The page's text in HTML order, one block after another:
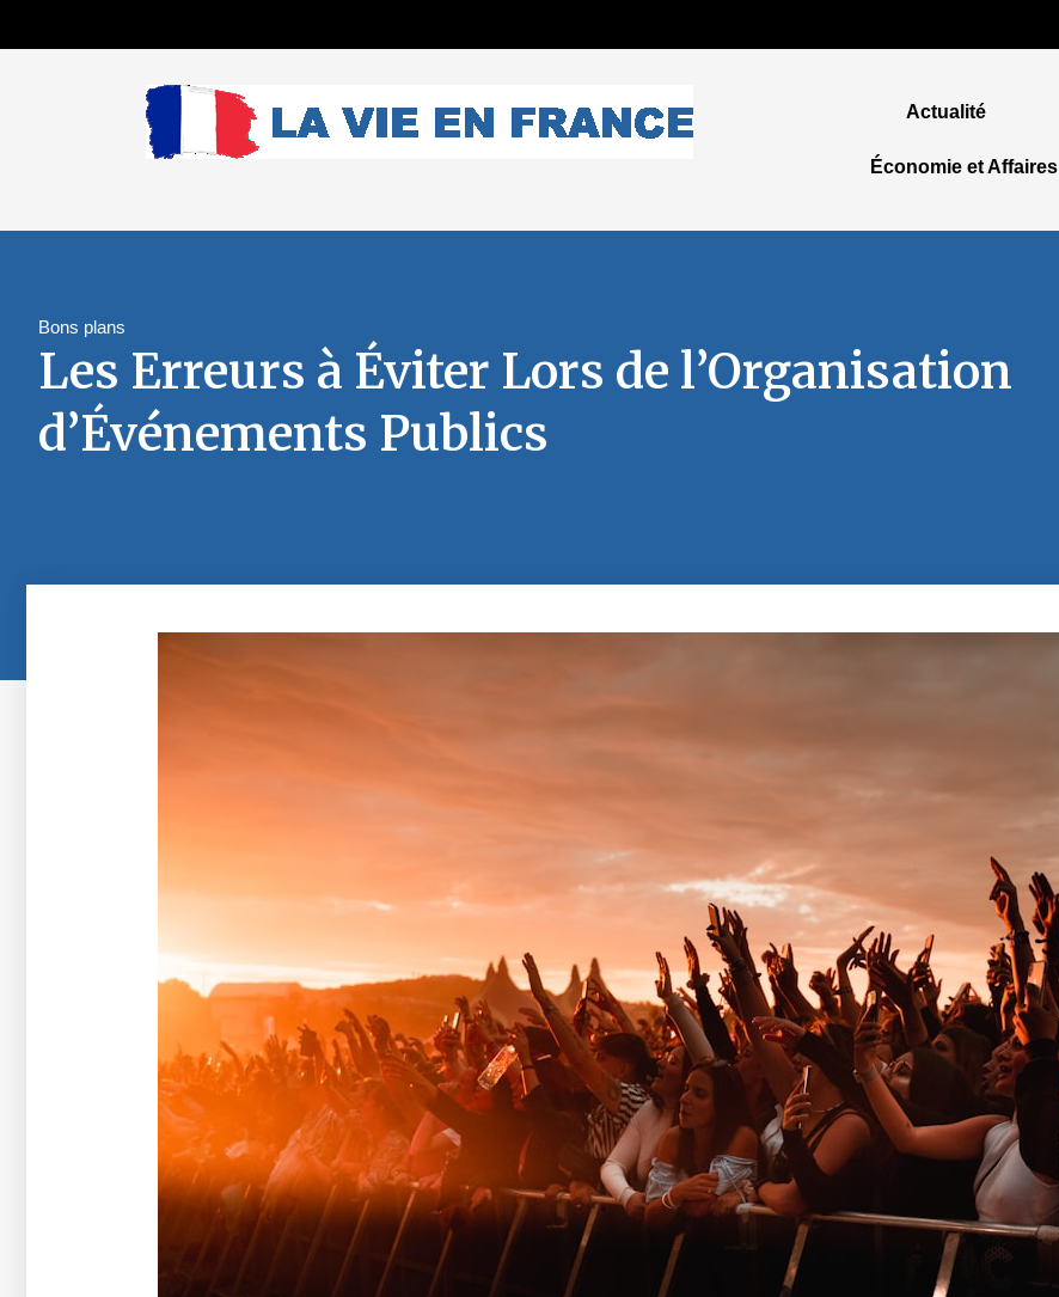
Actualité
Économie et Affaires
Bons plans
Les Erreurs à Éviter Lors de l’Organisation
d’Événements Publics